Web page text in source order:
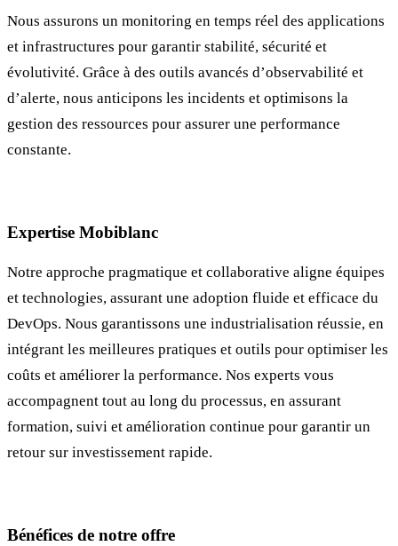
Nous assurons un monitoring en temps réel des applications
et infrastructures pour garantir stabilité, sécurité et
évolutivité. Grâce à des outils avancés d’observabilité et
d’alerte, nous anticipons les incidents et optimisons la
gestion des ressources pour assurer une performance
constante.
Expertise Mobiblanc
Notre approche pragmatique et collaborative aligne équipes
et technologies, assurant une adoption fluide et efficace du
DevOps. Nous garantissons une industrialisation réussie, en
intégrant les meilleures pratiques et outils pour optimiser les
coûts et améliorer la performance. Nos experts vous
accompagnent tout au long du processus, en assurant
formation, suivi et amélioration continue pour garantir un
retour sur investissement rapide.
Bénéfices de notre offre